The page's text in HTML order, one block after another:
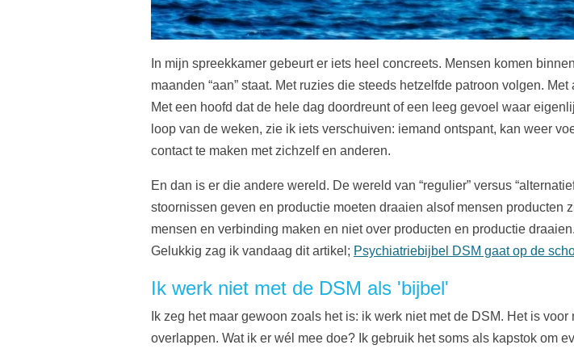
In mijn spreekkamer gebeurt er iets heel concreets. Mensen komen
maanden “aan” staat. Met ruzies die steeds hetzelfde patroon volgen.
Met een hoofd dat de hele dag doordreunt of een leeg gevoel waar
loop van de weken, zie ik iets verschuiven: iemand ontspant, kan weer
contact te maken met zichzelf en anderen.
En dan is er die andere wereld. De wereld van “regulier” versus
stoornissen geven en productie moeten draaien alsof mensen producten
mensen en verbinding maken en niet over producten en productie
Gelukkig zag ik vandaag dit artikel; Psychiatriebijbel DSM gaat op de
Ik werk niet met de DSM als 'bijbel'
Ik zeg het maar gewoon zoals het is: ik werk niet met de DSM. Het is
overlappen. Wat ik er wél mee doe? Ik gebruik het soms als kapstok om